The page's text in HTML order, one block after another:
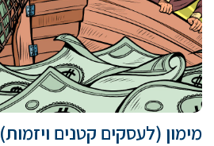
מימון (לעסקים קטנים ויזמות)